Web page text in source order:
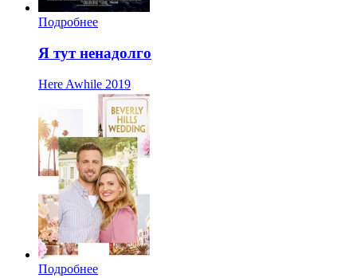
Подробнее
Я тут ненадолго
Here Awhile 2019
Подробнее